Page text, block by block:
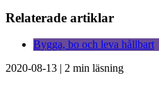
Relaterade artiklar
Bygga, bo och leva hållbart
2020-08-13 | 2 min läsning